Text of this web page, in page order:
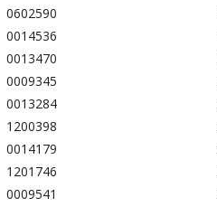
0602590
0014536
0013470
0009345
0013284
1200398
0014179
1201746
0009541